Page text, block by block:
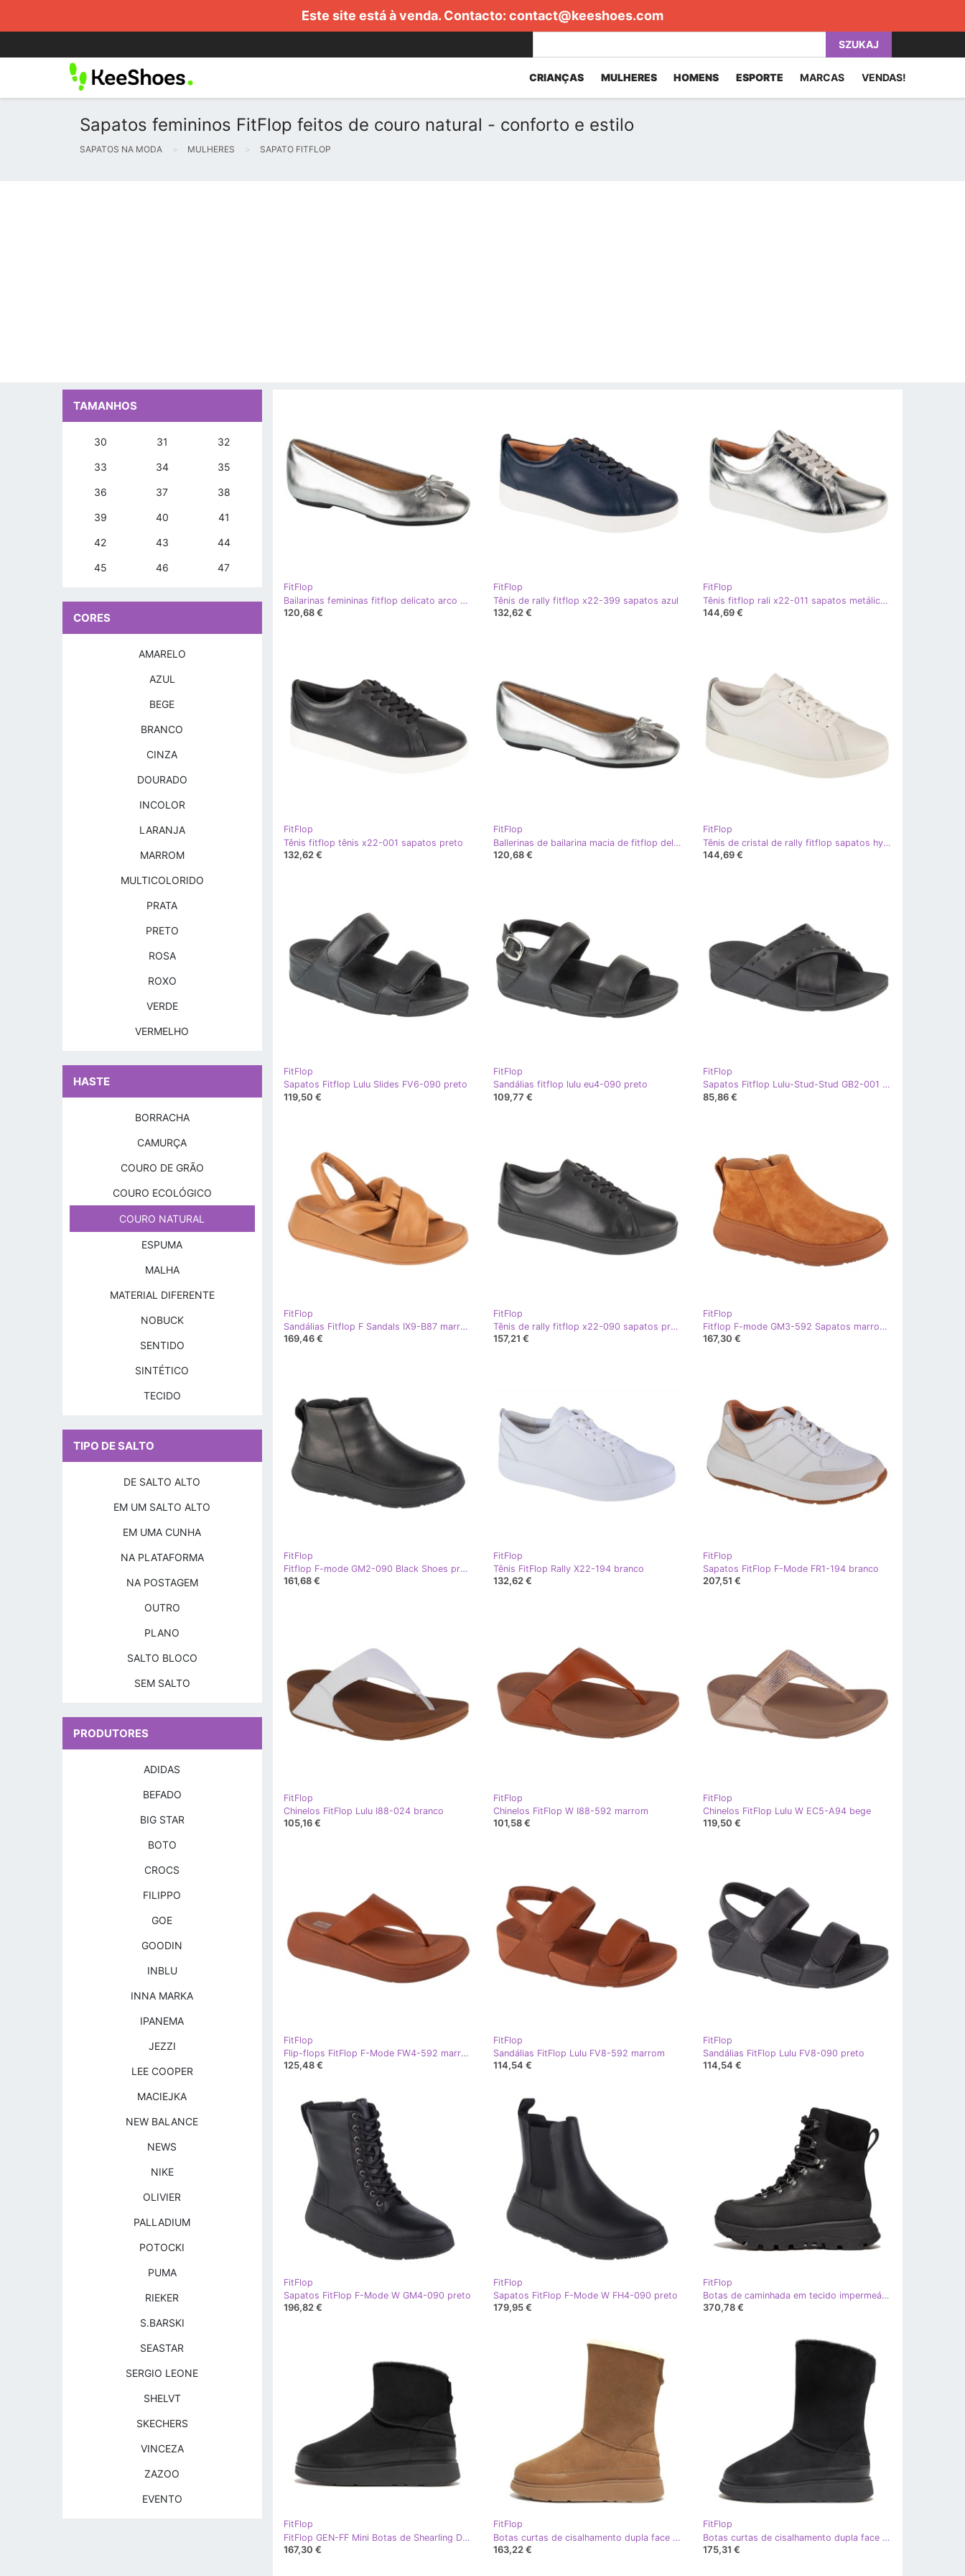
Este site está à venda. Contacto: contact@keeshoes.com
SZUKAJ
CRIANÇAS MULHERES HOMENS ESPORTE MARCAS VENDAS!
Sapatos femininos FitFlop feitos de couro natural - conforto e estilo
SAPATOS NA MODA MULHERES SAPATO FITFLOP
FitFlop
Bailarinas femininas fitflop delicato arco macio de bailarina mole ih2-011 metálico com um arco prata
120,68 €
FitFlop
Tênis de rally fitflop x22-399 sapatos azul
132,62 €
FitFlop
Tênis fitflop rali x22-011 sapatos metálicos prata
144,69 €
FitFlop
Tênis fitflop tênis x22-001 sapatos preto
132,62 €
FitFlop
Ballerinas de bailarina macia de fitflop delicato ih2-011 prata
120,68 €
FitFlop
Tênis de cristal de rally fitflop sapatos hy8-610 com zircões branco
144,69 €
FitFlop
Sapatos Fitflop Lulu Slides FV6-090 preto
119,50 €
FitFlop
Sandálias fitflop lulu eu4-090 preto
109,77 €
FitFlop
Sapatos Fitflop Lulu-Stud-Stud GB2-001 pretos
85,86 €
FitFlop
Sandálias Fitflop F Sandals IX9-B87 marrom
169,46 €
FitFlop
Tênis de rally fitflop x22-090 sapatos preto
157,21 €
FitFlop
Fitflop F-mode GM3-592 Sapatos marrons marrom
167,30 €
FitFlop
Fitflop F-mode GM2-090 Black Shoes preto
161,68 €
FitFlop
Tênis FitFlop Rally X22-194 branco
132,62 €
FitFlop
Sapatos FitFlop F-Mode FR1-194 branco
207,51 €
FitFlop
Chinelos FitFlop Lulu I88-024 branco
105,16 €
FitFlop
Chinelos FitFlop W I88-592 marrom
101,58 €
FitFlop
Chinelos FitFlop Lulu W EC5-A94 bege
119,50 €
FitFlop
Flip-flops FitFlop F-Mode FW4-592 marrom
125,48 €
FitFlop
Sandálias FitFlop Lulu FV8-592 marrom
114,54 €
FitFlop
Sandálias FitFlop Lulu FV8-090 preto
114,54 €
FitFlop
Sapatos FitFlop F-Mode W GM4-090 preto
196,82 €
FitFlop
Sapatos FitFlop F-Mode W FH4-090 preto
179,95 €
FitFlop
Botas de caminhada em tecido impermeável/camurça FitFlop Neo-D-Hyker W GP3-090 preto
370,78 €
FitFlop
FitFlop GEN-FF Mini Botas de Shearling Dupla Face W GS6-090 preto
167,30 €
FitFlop
Botas curtas de cisalhamento dupla face FitFlop GEN-FF W GO9-A69 marrom
163,22 €
FitFlop
Botas curtas de cisalhamento dupla face FitFlop GEN-FF W GO9-090 preto
175,31 €
TAMANHOS
30 31 32
33 34 35
36 37 38
39 40 41
42 43 44
45 46 47
CORES
AMARELO
AZUL
BEGE
BRANCO
CINZA
DOURADO
INCOLOR
LARANJA
MARROM
MULTICOLORIDO
PRATA
PRETO
ROSA
ROXO
VERDE
VERMELHO
HASTE
BORRACHA
CAMURÇA
COURO DE GRÃO
COURO ECOLÓGICO
COURO NATURAL
ESPUMA
MALHA
MATERIAL DIFERENTE
NOBUCK
SENTIDO
SINTÉTICO
TECIDO
TIPO DE SALTO
DE SALTO ALTO
EM UM SALTO ALTO
EM UMA CUNHA
NA PLATAFORMA
NA POSTAGEM
OUTRO
PLANO
SALTO BLOCO
SEM SALTO
PRODUTORES
ADIDAS
BEFADO
BIG STAR
BOTO
CROCS
FILIPPO
GOE
GOODIN
INBLU
INNA MARKA
IPANEMA
JEZZI
LEE COOPER
MACIEJKA
NEW BALANCE
NEWS
NIKE
OLIVIER
PALLADIUM
POTOCKI
PUMA
RIEKER
S.BARSKI
SEASTAR
SERGIO LEONE
SHELVT
SKECHERS
VINCEZA
ZAZOO
EVENTO